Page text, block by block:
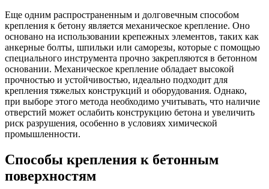
Еще одним распространенным и долговечным способом
крепления к бетону является механическое крепление. Оно
основано на использовании крепежных элементов, таких как
анкерные болты, шпильки или саморезы, которые с помощью
специального инструмента прочно закрепляются в бетонном
основании. Механическое крепление обладает высокой
прочностью и устойчивостью, идеально подходит для
крепления тяжелых конструкций и оборудования. Однако,
при выборе этого метода необходимо учитывать, что наличие
отверстий может ослабить конструкцию бетона и увеличить
риск разрушения, особенно в условиях химической
промышленности.
Способы крепления к бетонным
поверхностям